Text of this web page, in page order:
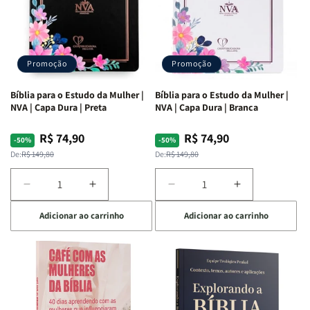
Promoção
Bíblia para o Estudo da Mulher |
NVA | Capa Dura | Preta
-50%
Preço
normal
De:R$ 149,80
Preço
promocional
R$ 74,90
Diminuir
a
quantidade
de
Bíblia
para
Estudo
da
Aumentar
a
quantidade
de
Bíblia
para
o
Estudo
da
Adicionar ao carrinho
Promoção
Bíblia para o Estudo da Mulher |
NVA | Capa Dura | Branca
-50%
Preço
normal
De:R$ 149,80
Preço
promocional
R$ 74,90
Diminuir
a
quantidade
de
Bíblia
o
Estudo
da
Aumentar
a
quantidade
de
Bíblia
para
o
Estudo
Adicionar ao carrinho